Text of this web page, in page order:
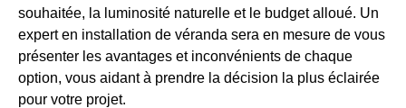
souhaitée, la luminosité naturelle et le budget alloué. Un
expert en installation de véranda sera en mesure de vous
présenter les avantages et inconvénients de chaque
option, vous aidant à prendre la décision la plus éclairée
pour votre projet.